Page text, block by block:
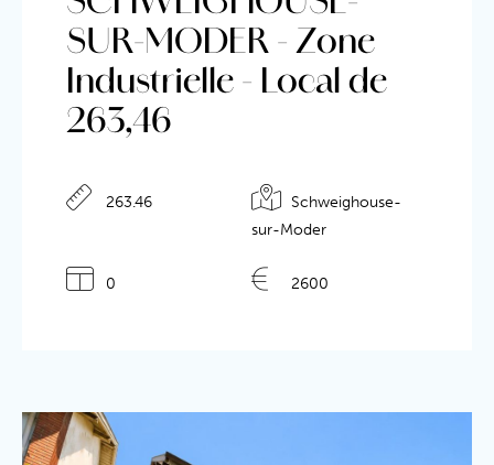
Détails de l'annonce
SUR-MODER - Zone
Industrielle - Local de
263,46
263.46
Schweighouse-
sur-Moder
0 2600